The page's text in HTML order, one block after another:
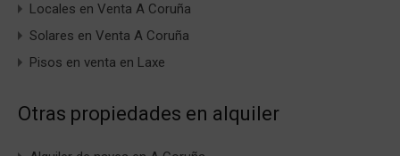
Locales en Venta A Coruña
Solares en Venta A Coruña
Pisos en venta en Laxe
Otras propiedades en alquiler